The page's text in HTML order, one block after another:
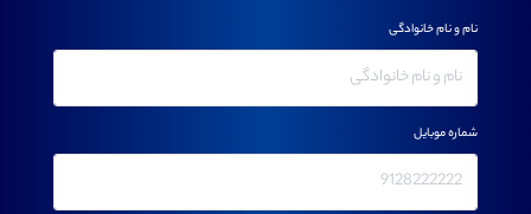
نام و نام خانوادگی
شماره موبایل